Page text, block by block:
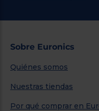
Sobre Euronics
Quiénes somos
Nuestras tiendas
Por qué comprar en